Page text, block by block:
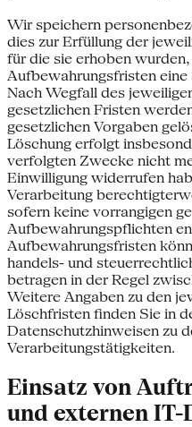
Wir speichern
dies zur Erfüllung der
für die sie erhoben
Aufbewahrungsfristen
Nach Wegfall des
gesetzlichen Fristen
gesetzlichen Vorgaben
Löschung erfolgt
verfolgten Zwecke nicht
Einwilligung widerrufen
Verarbeitung
sofern keine vorrangigen
Aufbewahrungspflichten
Aufbewahrungsfristen
handels- und
betragen in der Regel
Weitere Angaben zu den
Löschfristen finden Sie in
Datenschutzhinweisen zu
Verarbeitungstätigkeiten.
Einsatz von
und externen